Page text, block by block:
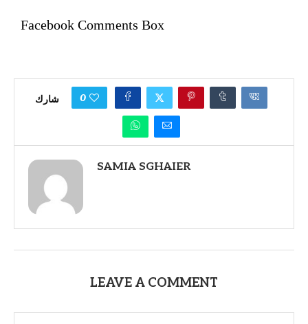
Facebook Comments Box
شارك 0
SAMIA SGHAIER
LEAVE A COMMENT